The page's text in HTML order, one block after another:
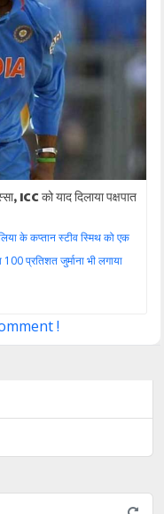
ICC को याद दिलाया पक्षपात
के कप्तान स्टीव स्मिथ को एक
प्रतिशत जुर्माना भी लगाया
!